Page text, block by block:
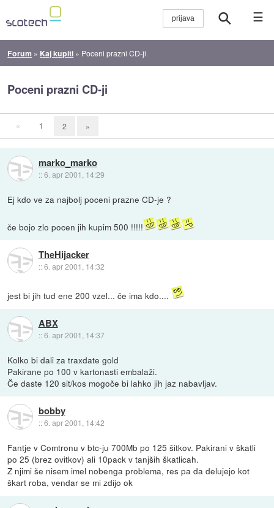
☰
Forum » Kaj kupiti » Poceni prazni CD-ji
Poceni prazni CD-ji
« 1 2 »
marko_marko
::6. apr 2001, 14:29
Ej kdo ve za najbolj poceni prazne CD-je ?
če bojo zlo pocen jih kupim 500 !!!!!
TheHijacker
::6. apr 2001, 14:32
jest bi jih tud ene 200 vzel... če ima kdo....
ABX
::6. apr 2001, 14:37
Kolko bi dali za traxdate gold
Pakirane po 100 v kartonasti embalaži.
Če daste 120 sit/kos mogoče bi lahko jih jaz nabavljav.
bobby
::6. apr 2001, 14:42
Fantje v Comtronu v btc-ju 700Mb po 125 šitkov. Pakirani v škatli
po 25 (brez ovitkov) ali 10pack v tanjših škatlicah.
Z njimi še nisem imel nobenga problema, res pa da delujejo kot
škart roba, vendar se mi zdijo ok